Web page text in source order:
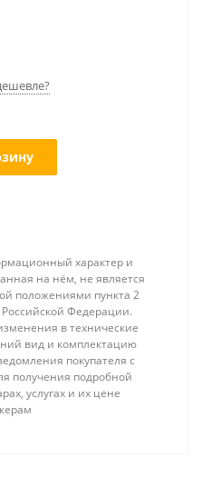
характер и
на нём, не является
положениями пункта 2
Российской Федерации.
в технические
вид и комплектацию
покупателя с
получения подробной
услугах и их цене